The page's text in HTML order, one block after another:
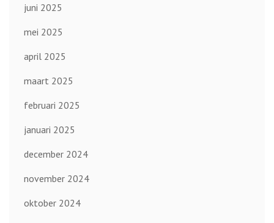
juni 2025
mei 2025
april 2025
maart 2025
februari 2025
januari 2025
december 2024
november 2024
oktober 2024